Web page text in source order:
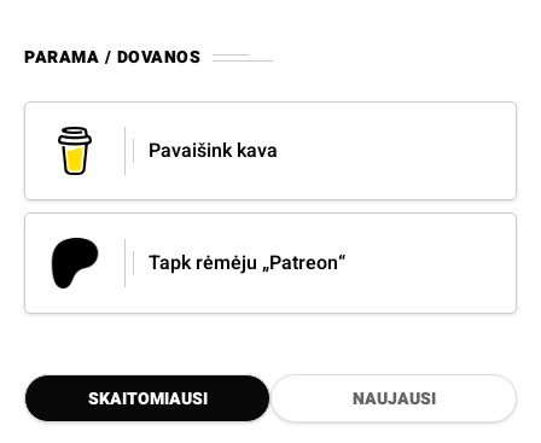
PARAMA / DOVANOS
Pavaišink kava
Tapk rėmėju „Patreon“
SKAITOMIAUSI NAUJAUSI